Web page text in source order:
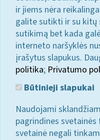
ir jiems nėra
galite sutikti ir su kitų
sutikimą bet kada
interneto naršyklės
įrašytus slapukus.
politika; Privatumo
Būtinieji slapukai
Naudojami
pagrindines svetainės
svetainė negali